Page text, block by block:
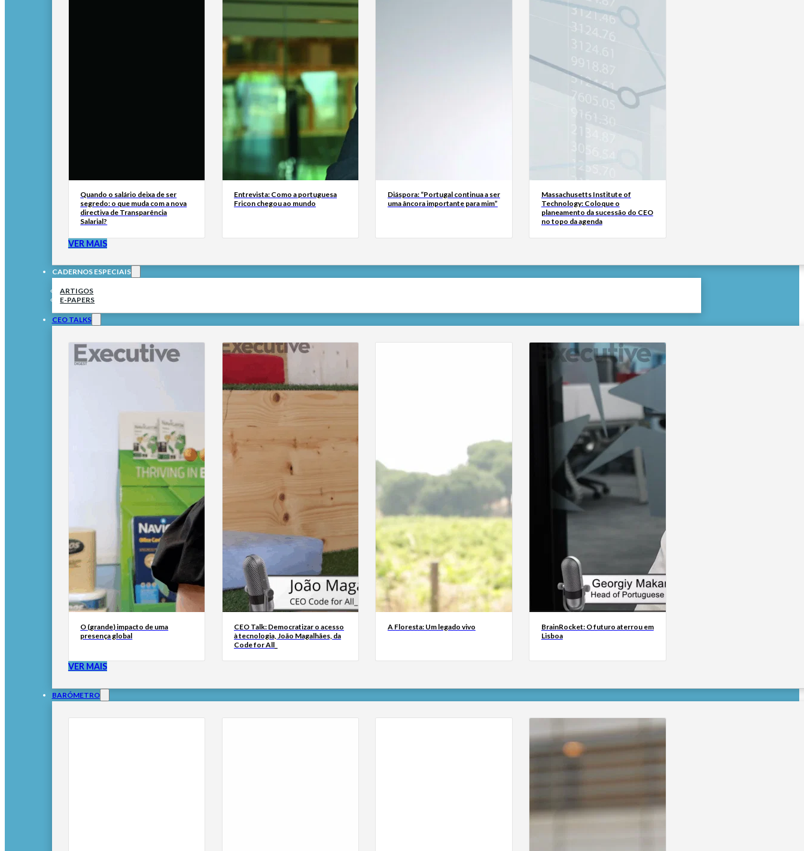
Quando o salário deixa de ser
segredo: o que muda com a nova
directiva de Transparência
Salarial?
Entrevista: Como a portuguesa
Fricon chegou ao mundo
Diáspora: “Portugal continua a ser
uma âncora importante para mim”
Massachusetts Institute of
Technology: Coloque o
planeamento da sucessão do CEO
no topo da agenda
VER MAIS
CADERNOS ESPECIAIS
ARTIGOS
E-PAPERS
CEO TALKS
O (grande) impacto de uma
presença global
CEO Talk: Democratizar o acesso
à tecnologia, João Magalhães, da
Code for All_
A Floresta: Um legado vivo
BrainRocket: O futuro aterrou em
Lisboa
VER MAIS
BARÓMETRO